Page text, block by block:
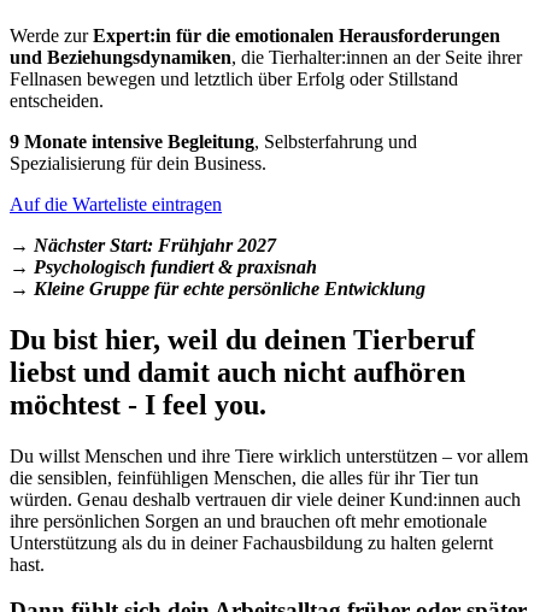
Werde zurExpert:in für die emotionalen Herausforderungen
und Beziehungsdynamiken, die Tierhalter:innen an der Seite ihrer
Fellnasen bewegen und letztlich über Erfolg oder Stillstand
entscheiden.
9 Monate intensive Begleitung, Selbsterfahrung und
Spezialisierung für dein Business.
Auf die Warteliste eintragen
→ Nächster Start: Frühjahr 2027
→ Psychologisch fundiert & praxisnah
→ Kleine Gruppe für echte persönliche Entwicklung
Du bist hier, weil du deinen Tierberuf
liebst und damit auch nicht aufhören
möchtest - I feel you.
Du willst Menschen und ihre Tiere wirklich unterstützen – vor allem
die sensiblen, feinfühligen Menschen, die alles für ihr Tier tun
würden. Genau deshalb vertrauen dir viele deiner Kund:innen auch
ihre persönlichen Sorgen an und brauchen oft mehr emotionale
Unterstützung als du in deiner Fachausbildung zu halten gelernt
hast.